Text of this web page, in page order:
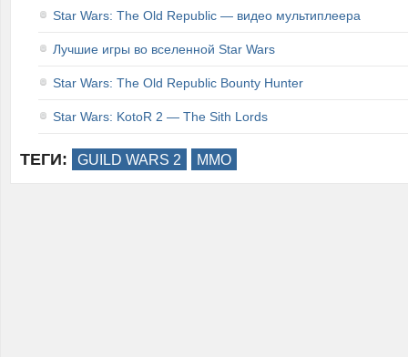
Star Wars: The Old Republic — видео мультиплеера
Лучшие игры во вселенной Star Wars
Star Wars: The Old Republic Bounty Hunter
Star Wars: KotoR 2 — The Sith Lords
ТЕГИ: GUILD WARS 2 MMO